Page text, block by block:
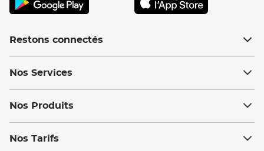
Restons connectés
Nos Services
Nos Produits
Nos Tarifs